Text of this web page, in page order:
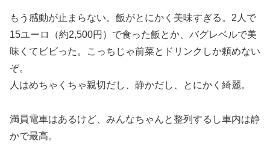
もう感動が止まらない。飯がとにかく美味すぎる。2人で
15ユーロ（約2,500円）で食った飯とか、バグレベルで美
味くてビビった。こっちじゃ前菜とドリンクしか頼めない
ぞ。
人はめちゃくちゃ親切だし、静かだし、とにかく綺麗。
満員電車はあるけど、みんなちゃんと整列するし車内は静
かで最高。